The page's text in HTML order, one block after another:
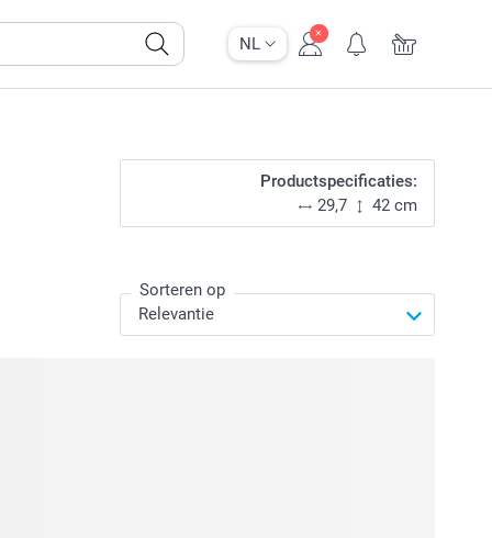
NL
Productspecificaties:
29,7
42 cm
Sorteren op